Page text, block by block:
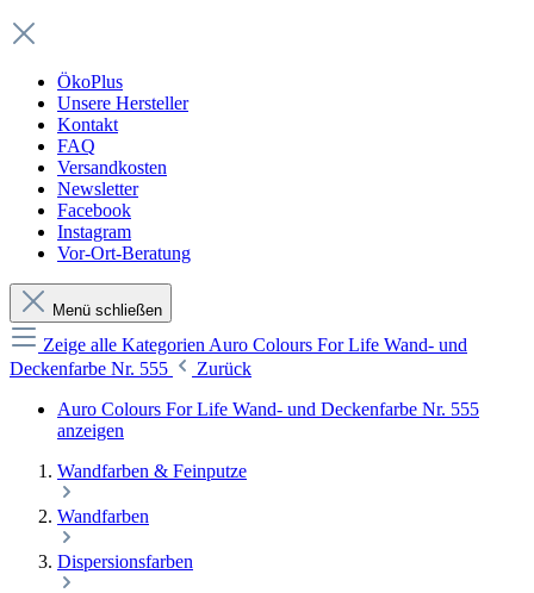
ÖkoPlus
Unsere Hersteller
Kontakt
FAQ
Versandkosten
Newsletter
Facebook
Instagram
Vor-Ort-Beratung
Menü schließen
Zeige alle Kategorien Auro Colours For Life Wand- und
Deckenfarbe Nr. 555
Zurück
Auro Colours For Life Wand- und Deckenfarbe Nr. 555
anzeigen
Wandfarben & Feinputze
Wandfarben
Dispersionsfarben